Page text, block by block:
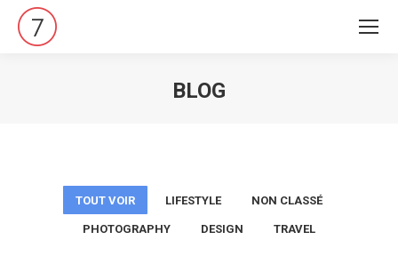
BLOG
TOUT VOIR LIFESTYLE NON CLASSÉ
PHOTOGRAPHY DESIGN TRAVEL